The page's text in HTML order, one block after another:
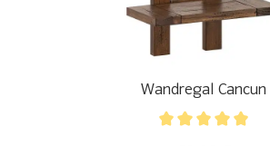
Wandregal Cancun